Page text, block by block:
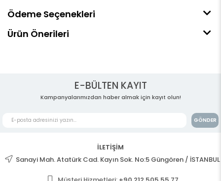
Ödeme Seçenekleri
Ürün Önerileri
E-BÜLTEN KAYIT
Kampanyalarımızdan haber almak için kayıt olun!
GÖNDER
İLETİŞİM
Sanayi Mah. Atatürk Cad. Kayın Sok. No:5 Güngören / İSTANBUL